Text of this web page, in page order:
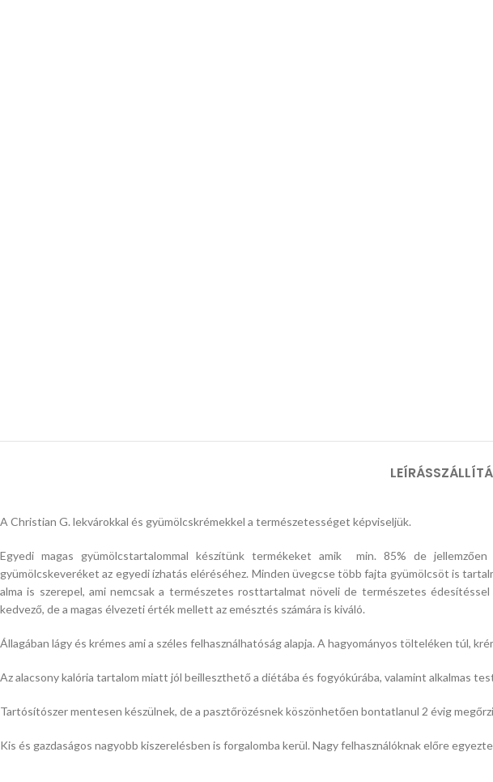
LEÍRÁS
A Christian G. lekvárokkal és gyümölcskrémekkel a természetességet képviseljük.
Egyedi magas gyümölcstartalommal készítünk termékeket amik min. 85% de
gyümölcskeveréket az egyedi ízhatás eléréséhez. Minden üvegcse több fajta gyümölcsöt is
alma is szerepel, ami nemcsak a természetes rosttartalmat növeli de természetes
kedvező, de a magas élvezeti érték mellett az emésztés számára is kiváló.
Állagában lágy és krémes ami a széles felhasználhatóság alapja. A hagyományos tölteléken túl,
Az alacsony kalória tartalom miatt jól beilleszthető a diétába és fogyókúrába, valamint alkalmas
Tartósítószer mentesen készülnek, de a pasztőrözésnek köszönhetően bontatlanul 2 évig
Kis és gazdaságos nagyobb kiszerelésben is forgalomba kerül. Nagy felhasználóknak előre